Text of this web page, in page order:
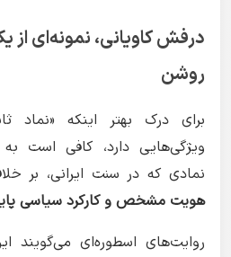
درفش کاویانی، نمونه‌ای از
روشن
برای درک بهتر اینکه «نماد
ویژگی‌هایی دارد، کافی است
نمادی که در سنت ایرانی، بر
هویت مشخص و کارکرد سیاسی
روایت‌های اسطوره‌ای